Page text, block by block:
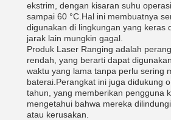
ekstrim, dengan kisaran suhu
sampai 60 °C.Hal ini membuatnya
digunakan di lingkungan yang keras
jarak lain mungkin gagal.
Produk Laser Ranging adalah
rendah, yang berarti dapat
waktu yang lama tanpa perlu sering
baterai.Perangkat ini juga didukung
tahun, yang memberikan pengguna
mengetahui bahwa mereka
atau kerusakan.